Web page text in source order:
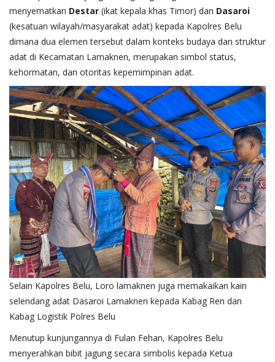
menyematkan Destar (ikat kepala khas Timor) dan Dasaroi
(kesatuan wilayah/masyarakat adat) kepada Kapolres Belu
dimana dua elemen tersebut dalam konteks budaya dan struktur
adat di Kecamatan Lamaknen, merupakan simbol status,
kehormatan, dan otoritas kepemimpinan adat.
Selain Kapolres Belu, Loro lamaknen juga memakaikan kain
selendang adat Dasaroi Lamaknen kepada Kabag Ren dan
Kabag Logistik Polres Belu
Menutup kunjungannya di Fulan Fehan, Kapolres Belu
menyerahkan bibit jagung secara simbolis kepada Ketua